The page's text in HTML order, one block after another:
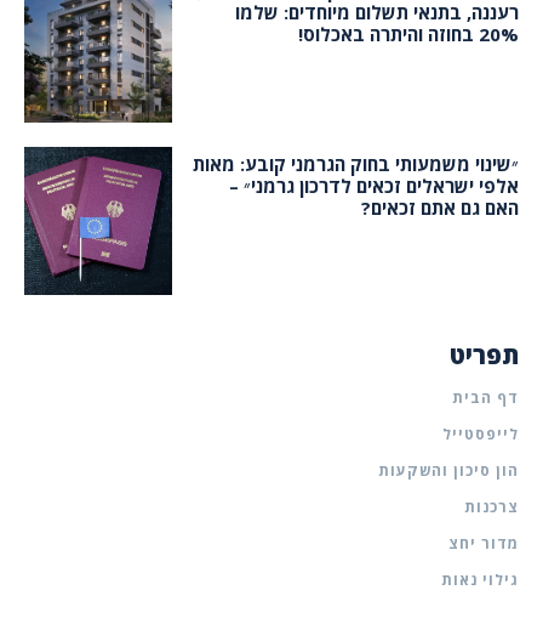
רעננה, בתנאי תשלום מיוחדים: שלמו
20% בחוזה והיתרה באכלוס!
״שינוי משמעותי בחוק הגרמני קובע: מאות
אלפי ישראלים זכאים לדרכון גרמני״ –
האם גם אתם זכאים?
תפריט
דף הבית
לייפסטייל
הון סיכון והשקעות
צרכנות
מדור יחצ
גילוי נאות